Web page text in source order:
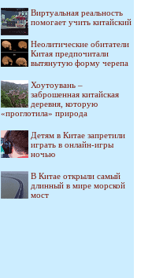
Виртуальная реальность
помогает учить китайский
Неолитические обитатели
Китая предпочитали
вытянутую форму черепа
Хоутоувань –
заброшенная китайская
деревня, которую
«проглотила» природа
Детям в Китае запретили
играть в онлайн-игры
ночью
В Китае открыли самый
длинный в мире морской
мост